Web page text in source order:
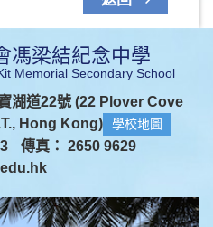
馮梁結紀念中學
Memorial Secondary School
湖道22號 (22 Plover Cove
Hong Kong)
學校地圖
傳真： 2650 9629